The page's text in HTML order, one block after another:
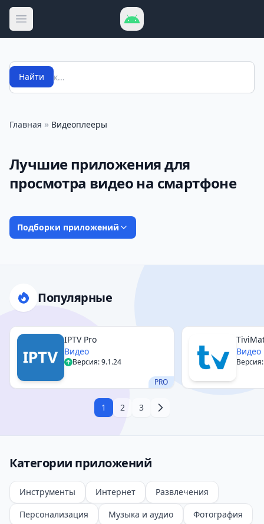
Открыть меню
Поиск
Найти
Главная » Видеоплееры
Лучшие приложения для
просмотра видео на смартфоне
Подборки приложений
Популярные
IPTV Pro
Видео
Версия: 9.1.24
PRO
Видео
1 2 3
Категории приложений
Инструменты Интернет
Развлечения
Персонализация
Музыка и аудио
Фотография